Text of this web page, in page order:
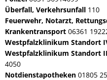
Überfall, Verkehrsunfall 110
Feuerwehr, Notarzt,
Krankentransport 06361
Westpfalzklinikum Standort
Westpfalzklinikum Standort
4050
Notdienstapotheken 01805